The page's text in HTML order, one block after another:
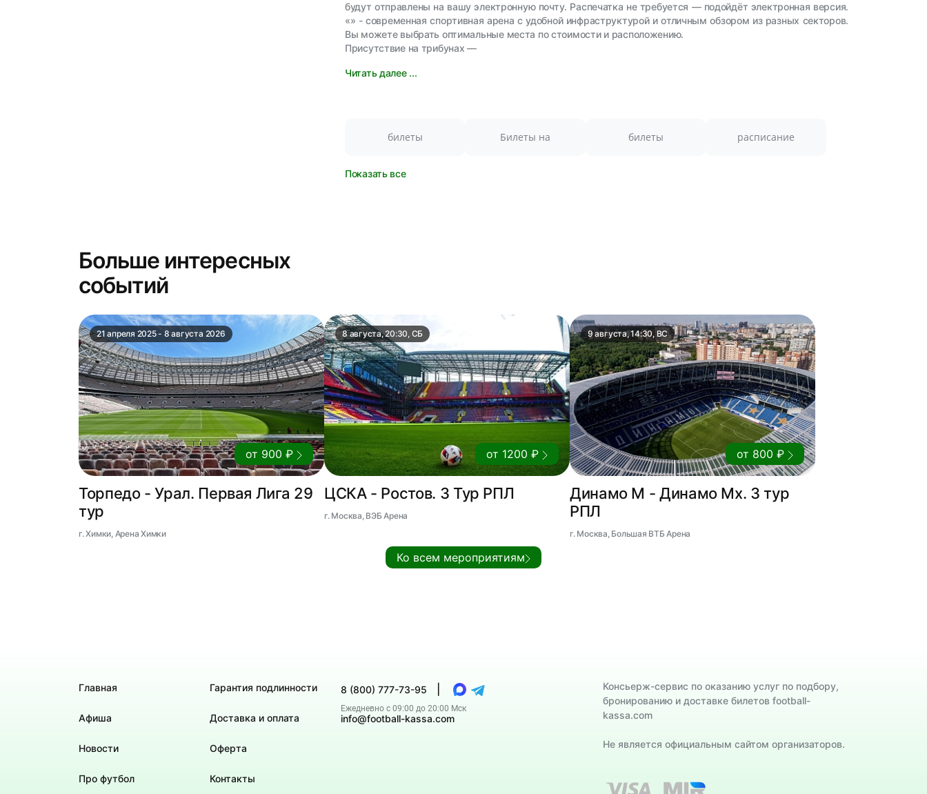
будут отправлены на вашу электронную почту. Распечатка не требуется — подойдёт электронная версия.
«» - современная спортивная арена с удобной инфраструктурой и отличным обзором из разных секторов.
Вы можете выбрать оптимальные места по стоимости и расположению.
Присутствие на трибунах —
Читать далее ...
билеты Билеты на билеты расписание
Показать все
Больше интересных
событий
21 апреля 2025 - 8 августа 2026
от 900 ₽
Торпедо - Урал. Первая Лига 29
тур
г. Химки, Арена Химки
8 августа, 20:30, СБ
от 1200 ₽
ЦСКА - Ростов. 3 Тур РПЛ
г. Москва, ВЭБ Арена
9 августа, 14:30, ВС
от 800 ₽
Динамо М - Динамо Мх. 3 тур
РПЛ
г. Москва, Большая ВТБ Арена
Ко всем мероприятиям
Главная
Афиша
Новости
Про футбол
Гарантия подлинности
Доставка и оплата
Оферта
Контакты
8 (800) 777-73-95
Ежедневно с 09:00 до 20:00 Мск
info@football-kassa.com
Консьерж-сервис по оказанию услуг по подбору,
бронированию и доставке билетов football-
kassa.com
Не является официальным сайтом организаторов.